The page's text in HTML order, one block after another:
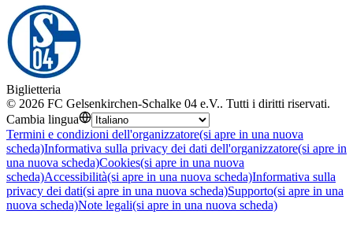
Biglietteria
© 2026 FC Gelsenkirchen-Schalke 04 e.V.. Tutti i diritti riservati.
Cambia lingua
Termini e condizioni dell'organizzatore(si apre in una nuova
scheda)Informativa sulla privacy dei dati dell'organizzatore(si apre in
una nuova scheda)Cookies(si apre in una nuova
scheda)Accessibilità(si apre in una nuova scheda)Informativa sulla
privacy dei dati(si apre in una nuova scheda)Supporto(si apre in una
nuova scheda)Note legali(si apre in una nuova scheda)